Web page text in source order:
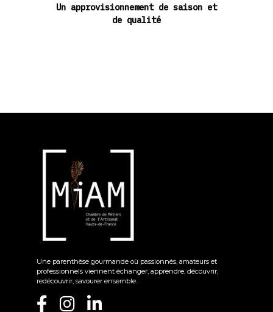
Un approvisionnement de saison et
de qualité
Une parenthèse gourmande où passionnés, amateurs et
professionnels viennent échanger, apprendre, découvrir,
redécouvrir, savourer ensemble.